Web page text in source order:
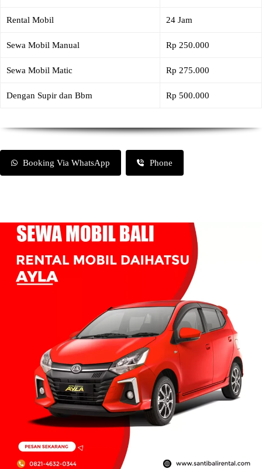
Rental Mobil 24 Jam
Sewa Mobil Manual Rp 250.000
Sewa Mobil Matic Rp 275.000
Dengan Supir dan Bbm Rp 500.000
Booking Via WhatsApp Phone